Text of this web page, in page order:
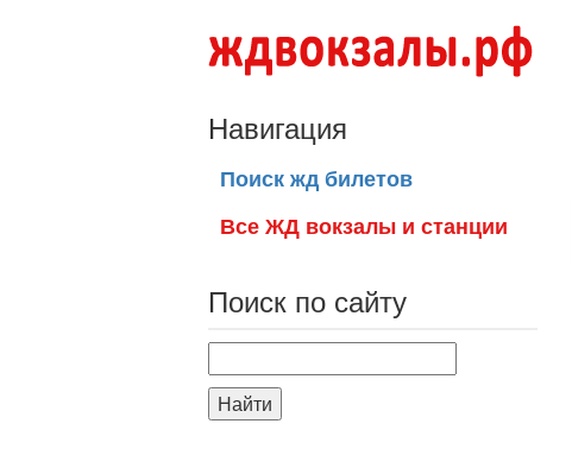
Навигация
Поиск жд билетов
Все ЖД вокзалы и станции
Поиск по сайту
Найти